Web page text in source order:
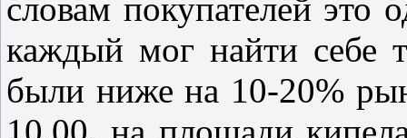
словам покупателей
каждый мог найти себе
были ниже на 10-20%